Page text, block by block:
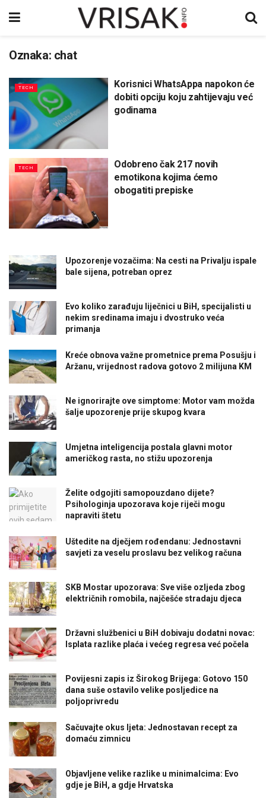
Oznaka: chat
TECH
Korisnici WhatsAppa napokon će
dobiti opciju koju zahtijevaju već
godinama
TECH
Odobreno čak 217 novih
emotikona kojima ćemo
obogatiti prepiske
Upozorenje vozačima: Na cesti na Privalju ispale
bale sijena, potreban oprez
Evo koliko zarađuju liječnici u BiH, specijalisti u
nekim sredinama imaju i dvostruko veća
primanja
Kreće obnova važne prometnice prema Posušju i
Aržanu, vrijednost radova gotovo 2 milijuna KM
Ne ignorirajte ove simptome: Motor vam možda
šalje upozorenje prije skupog kvara
Umjetna inteligencija postala glavni motor
američkog rasta, no stižu upozorenja
Želite odgojiti samopouzdano dijete?
Psihologinja upozorava koje riječi mogu
napraviti štetu
Uštedite na dječjem rođendanu: Jednostavni
savjeti za veselu proslavu bez velikog računa
SKB Mostar upozorava: Sve više ozljeda zbog
električnih romobila, najčešće stradaju djeca
Državni službenici u BiH dobivaju dodatni novac:
Isplata razlike plaća i većeg regresa već počela
Povijesni zapis iz Širokog Brijega: Gotovo 150
dana suše ostavilo velike posljedice na
poljoprivredu
Sačuvajte okus ljeta: Jednostavan recept za
domaću zimnicu
Objavljene velike razlike u minimalcima: Evo
gdje je BiH, a gdje Hrvatska